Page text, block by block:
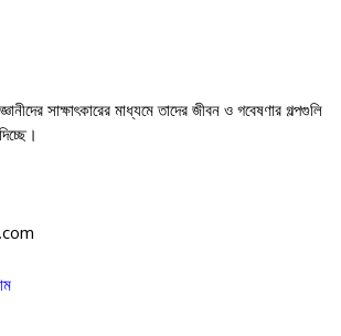
সাক্ষাৎকারের মাধ্যমে তাদের জীবন ও গবেষণার গল্পগুলি